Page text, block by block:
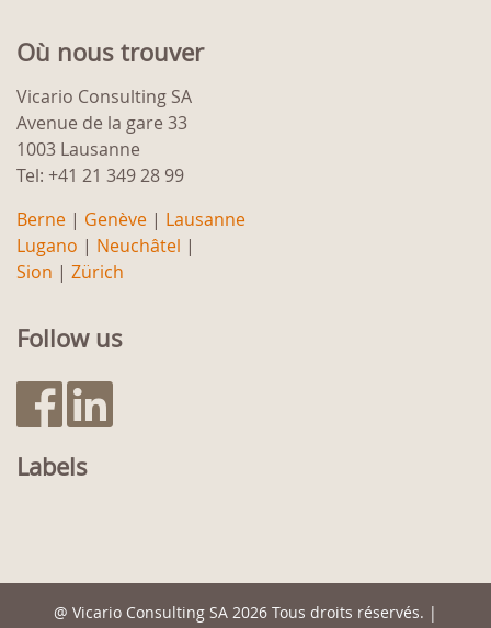
Où nous trouver
Vicario Consulting SA
Avenue de la gare 33
1003 Lausanne
Tel: +41 21 349 28 99
Berne | Genève | Lausanne
Lugano | Neuchâtel |
Sion | Zürich
Follow us
Labels
@ Vicario Consulting SA 2026 Tous droits réservés. |